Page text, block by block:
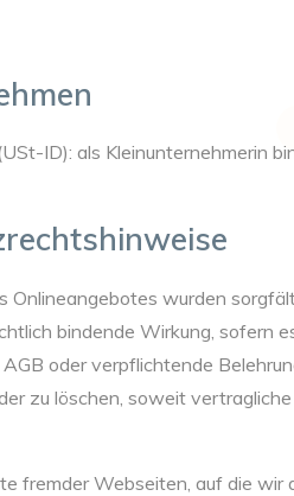
ID): als Kleinunternehmerin
Onlineangebotes wurden
bindende Wirkung, sofern
oder verpflichtende
zu löschen, soweit
fremder Webseiten, auf die